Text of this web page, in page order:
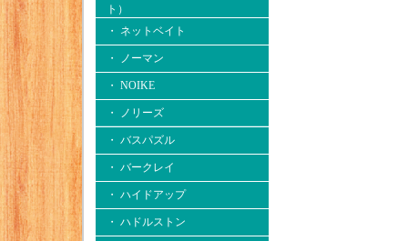
ト）
・ ネットベイト
・ ノーマン
・ NOIKE
・ ノリーズ
・ バスパズル
・ バークレイ
・ ハイドアップ
・ ハドルストン